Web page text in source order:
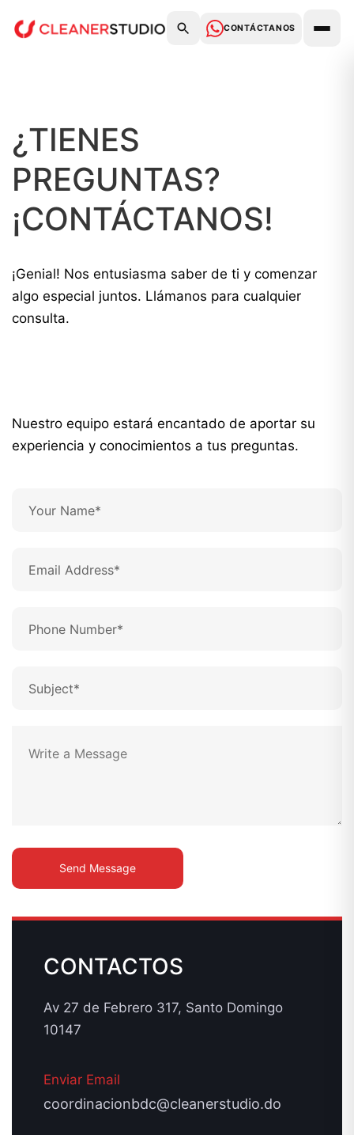
CONTÁCTANOS
¿TIENES
PREGUNTAS?
¡CONTÁCTANOS!
¡Genial! Nos entusiasma saber de ti y comenzar
algo especial juntos. Llámanos para cualquier
consulta.
Nuestro equipo estará encantado de aportar su
experiencia y conocimientos a tus preguntas.
CONTACTOS
Av 27 de Febrero 317, Santo Domingo
10147
Enviar Email
coordinacionbdc@cleanerstudio.do